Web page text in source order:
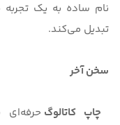
نام ساده به یک تجربه
تبدیل می‌کند.
سخن آخر
چاپ کاتالوگ